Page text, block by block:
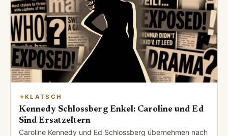
KLATSCH
Kennedy Schlossberg Enkel: Caroline und Ed
Sind Ersatzeltern
Caroline Kennedy und Ed Schlossberg übernehmen nach